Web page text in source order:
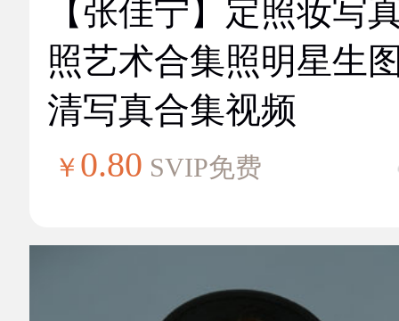
【张佳宁】定照妆写
照艺术合集照明星生
清写真合集视频
￥ 0.80 SVIP免费